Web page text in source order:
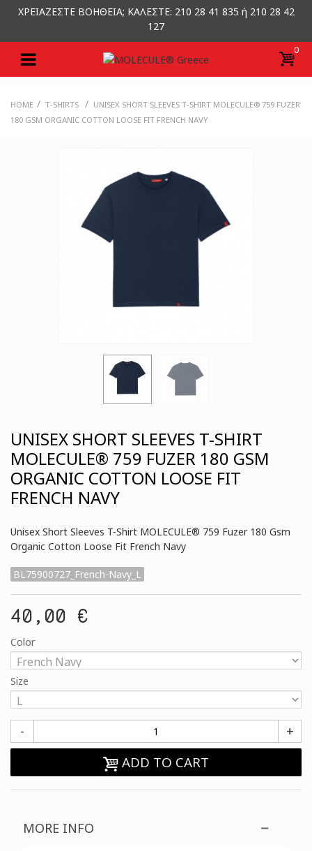
ΧΡΕΙΑΖΕΣΤΕ ΒΟΗΘΕΙΑ; ΚΑΛΕΣΤΕ: 210 28 41 835 ή 210 28 42
127
0
HOME / T-SHIRTS / UNISEX SHORT SLEEVES T-SHIRT MOLECULE® 759 FUZER
180 GSM ORGANIC COTTON LOOSE FIT FRENCH NAVY
UNISEX SHORT SLEEVES T-SHIRT
MOLECULE® 759 FUZER 180 GSM
ORGANIC COTTON LOOSE FIT
FRENCH NAVY
Unisex Short Sleeves T-Shirt MOLECULE® 759 Fuzer 180 Gsm
Organic Cotton Loose Fit French Navy
BL75900727_French-Navy_L
40,00 €
Color
Size
- +
ADD TO CART
MORE INFO